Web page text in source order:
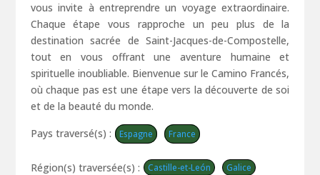
vous invite à entreprendre un voyage extraordinaire.
Chaque étape vous rapproche un peu plus de la
destination sacrée de Saint-Jacques-de-Compostelle,
tout en vous offrant une aventure humaine et
spirituelle inoubliable. Bienvenue sur le Camino Francés,
où chaque pas est une étape vers la découverte de soi
et de la beauté du monde.
Pays traversé(s) :
Espagne France
Région(s) traversée(s) : Castille-et-León Galice